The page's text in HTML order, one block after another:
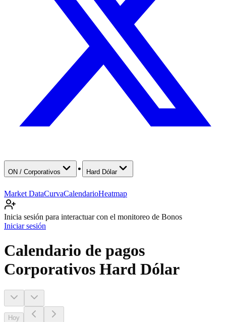
ON / Corporativos · Hard Dólar
Market DataCurvaCalendarioHeatmap
Inicia sesión para interactuar con el monitoreo de Bonos
Iniciar sesión
Calendario de pagos
Corporativos Hard Dólar
Hoy